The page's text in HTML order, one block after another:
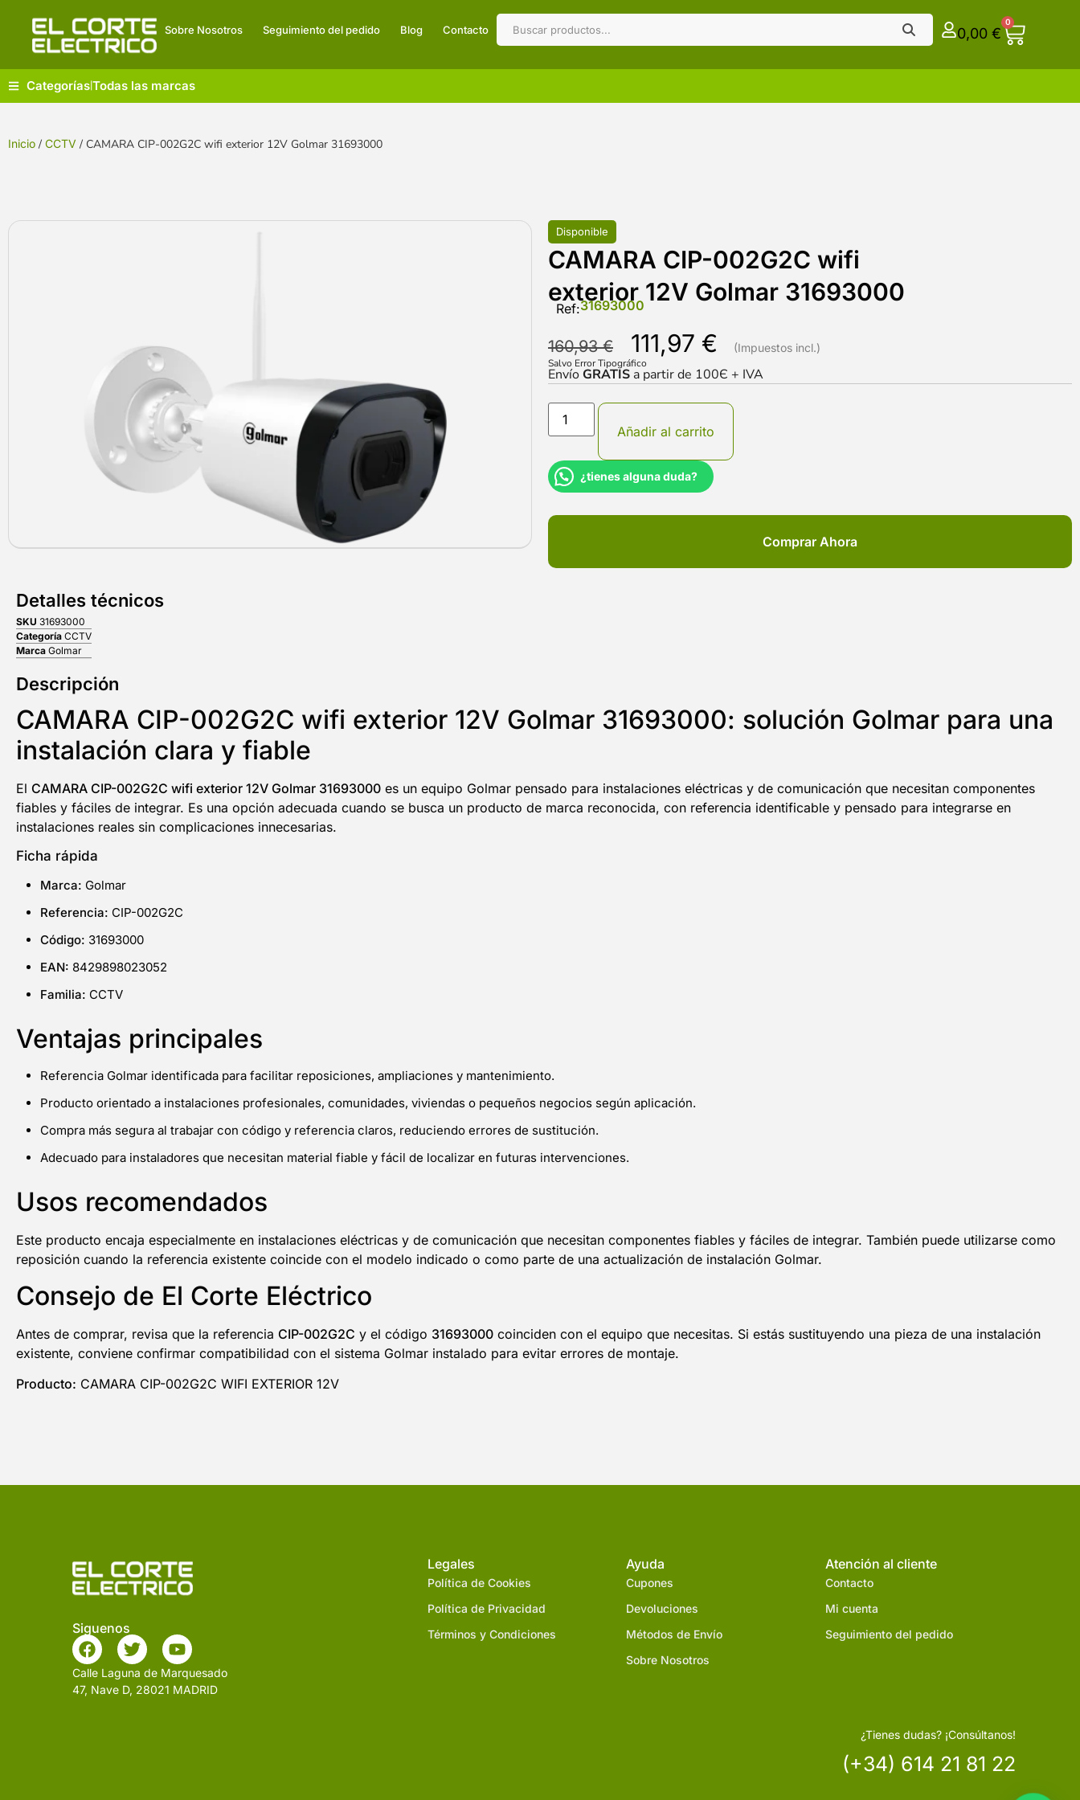
Sobre Nosotros Seguimiento del pedido Blog Contacto 0,00 €
0
Categorías| Todas las marcas
Inicio / CCTV / CAMARA CIP-002G2C wifi exterior 12V Golmar 31693000
Disponible
CAMARA CIP-002G2C wifi
exterior 12V Golmar 31693000
Ref:31693000
160,93€ 111,97 €
Salvo Error Tipográfico
EnvíoGRATIS a partir de 100Є + IVA
Añadir al carrito
¿tienes alguna duda?
Comprar Ahora
Detalles técnicos
SKU 31693000
Categoría CCTV
Marca Golmar
Descripción
CAMARA CIP-002G2C wifi exterior 12V Golmar 31693000: solución Golmar para una
instalación clara y fiable
El CAMARA CIP-002G2C wifi exterior 12V Golmar 31693000 es un equipo Golmar pensado para instalaciones eléctricas y de comunicación que necesitan componentes
fiables y fáciles de integrar. Es una opción adecuada cuando se busca un producto de marca reconocida, con referencia identificable y pensado para integrarse en
instalaciones reales sin complicaciones innecesarias.
Ficha rápida
Marca: Golmar
Referencia: CIP-002G2C
Código: 31693000
EAN: 8429898023052
Familia: CCTV
Ventajas principales
Referencia Golmar identificada para facilitar reposiciones, ampliaciones y mantenimiento.
Producto orientado a instalaciones profesionales, comunidades, viviendas o pequeños negocios según aplicación.
Compra más segura al trabajar con código y referencia claros, reduciendo errores de sustitución.
Adecuado para instaladores que necesitan material fiable y fácil de localizar en futuras intervenciones.
Usos recomendados
Este producto encaja especialmente en instalaciones eléctricas y de comunicación que necesitan componentes fiables y fáciles de integrar. También puede utilizarse como
reposición cuando la referencia existente coincide con el modelo indicado o como parte de una actualización de instalación Golmar.
Consejo de El Corte Eléctrico
Antes de comprar, revisa que la referencia CIP-002G2C y el código 31693000 coinciden con el equipo que necesitas. Si estás sustituyendo una pieza de una instalación
existente, conviene confirmar compatibilidad con el sistema Golmar instalado para evitar errores de montaje.
Producto: CAMARA CIP-002G2C WIFI EXTERIOR 12V
Siguenos
Calle Laguna de Marquesado
47, Nave D, 28021 MADRID
Legales
Política de Cookies
Política de Privacidad
Términos y Condiciones
Ayuda
Cupones
Devoluciones
Métodos de Envío
Sobre Nosotros
Atención al cliente
Contacto
Mi cuenta
Seguimiento del pedido
¿Tienes dudas? ¡Consúltanos!
(+34) 614 21 81 22